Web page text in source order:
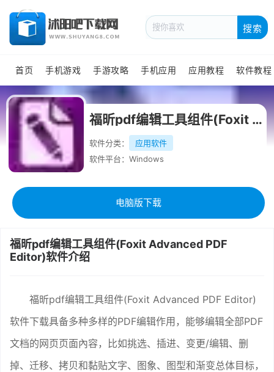
搜索
首页 手机游戏 手游攻略 手机应用 应用教程 软件教程
福昕pdf编辑工具组件(Foxit Advanced PDF Editor)中文版
软件分类：
应用软件
软件平台：Windows
电脑版下载
福昕pdf编辑工具组件(Foxit Advanced PDF
Editor)软件介绍
福昕pdf编辑工具组件(Foxit Advanced PDF Editor)
软件下载具备多种多样的PDF编辑作用，能够编辑全部PDF
文档的网页页面內容，比如挑选、插进、变更/编辑、删
掉、迁移、拷贝和黏贴文字、图象、图型和渐变总体目标，